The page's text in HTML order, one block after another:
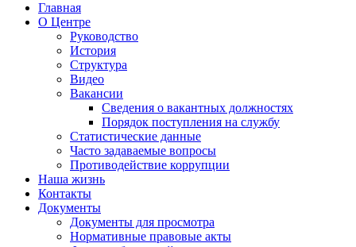
Главная
О Центре
Руководство
История
Структура
Видео
Вакансии
Сведения о вакантных должностях
Порядок поступления на службу
Статистические данные
Часто задаваемые вопросы
Противодействие коррупции
Наша жизнь
Контакты
Документы
Документы для просмотра
Нормативные правовые акты